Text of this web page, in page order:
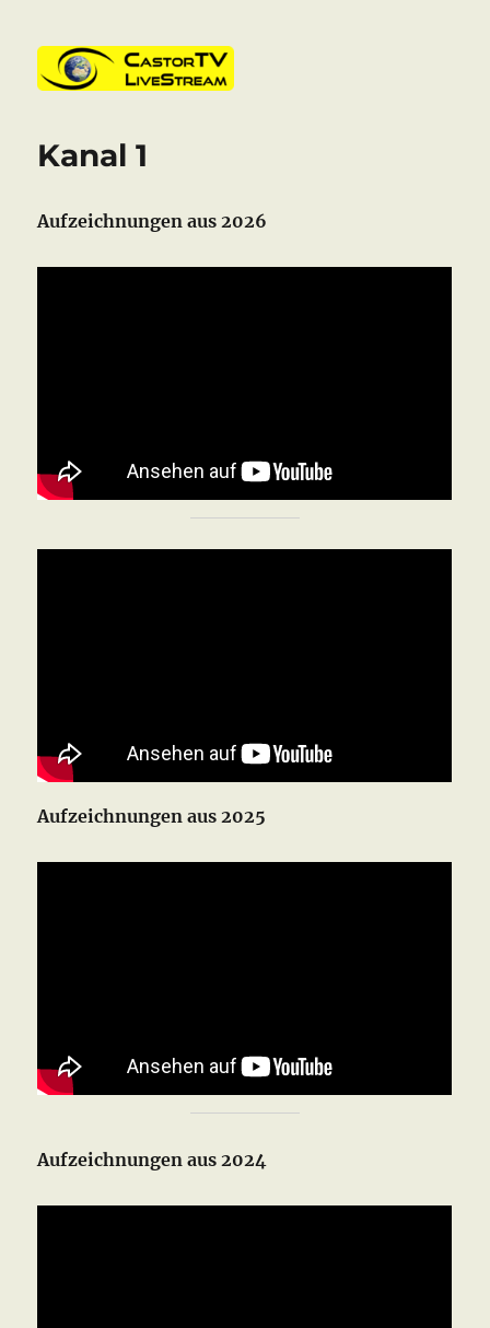
Kanal 1
Aufzeichnungen aus 2026
Aufzeichnungen aus 2025
Aufzeichnungen aus 2024